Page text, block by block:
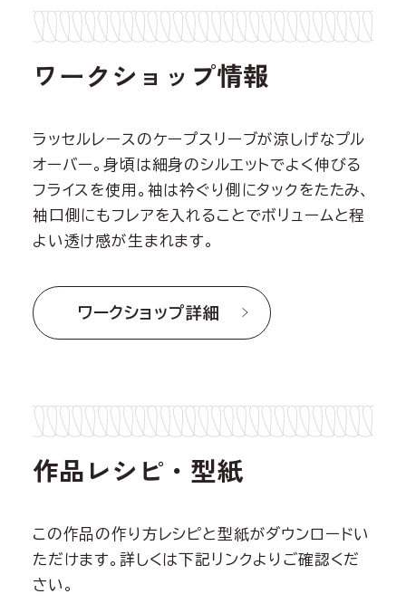
ワークショップ情報
ラッセルレースのケープスリーブが涼しげなプル
オーバー。身頃は細身のシルエットでよく伸びる
フライスを使用。袖は衿ぐり側にタックをたたみ、
袖口側にもフレアを入れることでボリュームと程
よい透け感が生まれます。
ワークショップ詳細
作品レシピ・型紙
この作品の作り方レシピと型紙がダウンロードい
ただけます。詳しくは下記リンクよりご確認くだ
さい。